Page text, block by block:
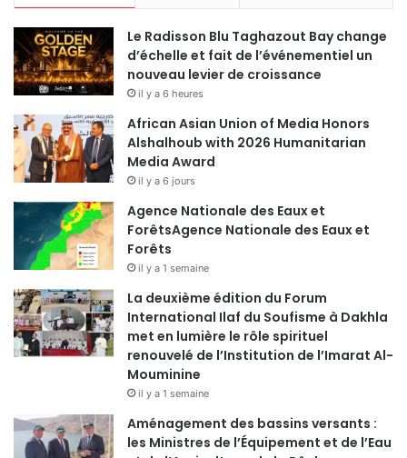
Le Radisson Blu Taghazout Bay change
d’échelle et fait de l’événementiel un
nouveau levier de croissance
il y a 6 heures
African Asian Union of Media Honors
Alshalhoub with 2026 Humanitarian
Media Award
il y a 6 jours
Agence Nationale des Eaux et
ForêtsAgence Nationale des Eaux et
Forêts
il y a 1 semaine
La deuxième édition du Forum
International Ilaf du Soufisme à Dakhla
met en lumière le rôle spirituel
renouvelé de l’Institution de l’Imarat Al-
Mouminine
il y a 1 semaine
Aménagement des bassins versants :
les Ministres de l’Équipement et de l’Eau